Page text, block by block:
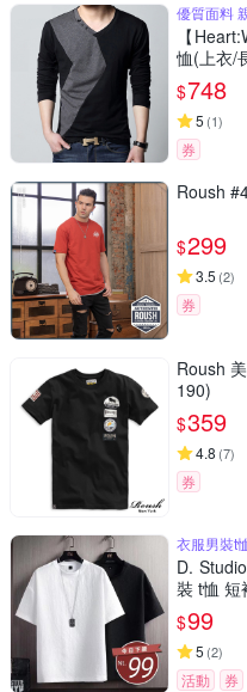
優質面料
【
恤(上衣/
$748
5 (1)
券
Roush
$299
3.5 (2)
券
Roush
190)
$359
4.8 (7)
券
衣服男裝t
D.
裝 t恤 短
$99
5 (2)
活動 券